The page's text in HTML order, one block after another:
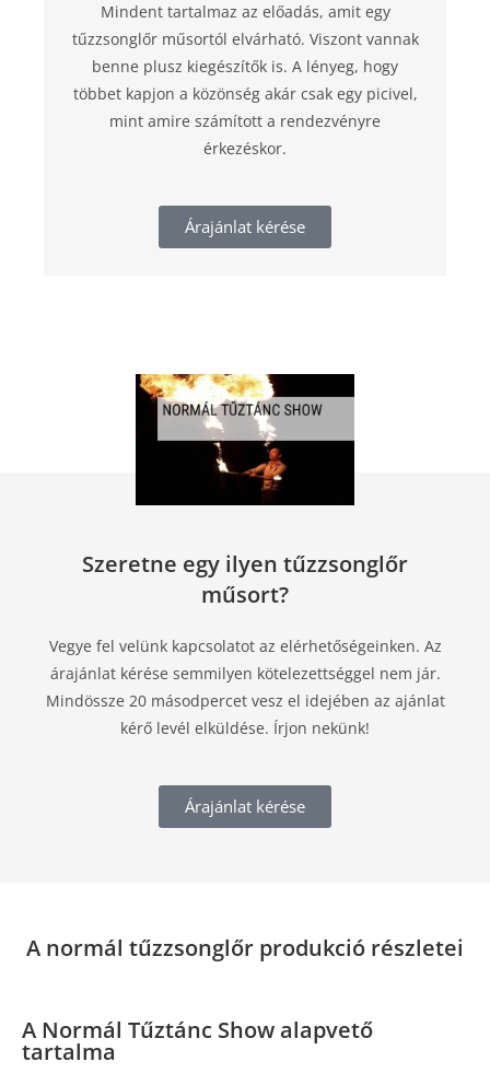
Mindent tartalmaz az előadás, amit egy
tűzzsonglőr műsortól elvárható. Viszont vannak
benne plusz kiegészítők is. A lényeg, hogy
többet kapjon a közönség akár csak egy picivel,
mint amire számított a rendezvényre
érkezéskor.
Árajánlat kérése
Szeretne egy ilyen tűzzsonglőr
műsort?
Vegye fel velünk kapcsolatot az elérhetőségeinken. Az
árajánlat kérése semmilyen kötelezettséggel nem jár.
Mindössze 20 másodpercet vesz el idejében az ajánlat
kérő levél elküldése. Írjon nekünk!
Árajánlat kérése
A normál tűzzsonglőr produkció részletei
A Normál Tűztánc Show alapvető
tartalma